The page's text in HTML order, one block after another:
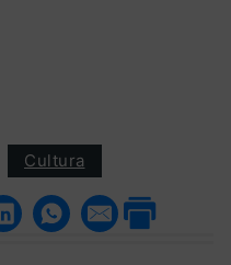
Cultura